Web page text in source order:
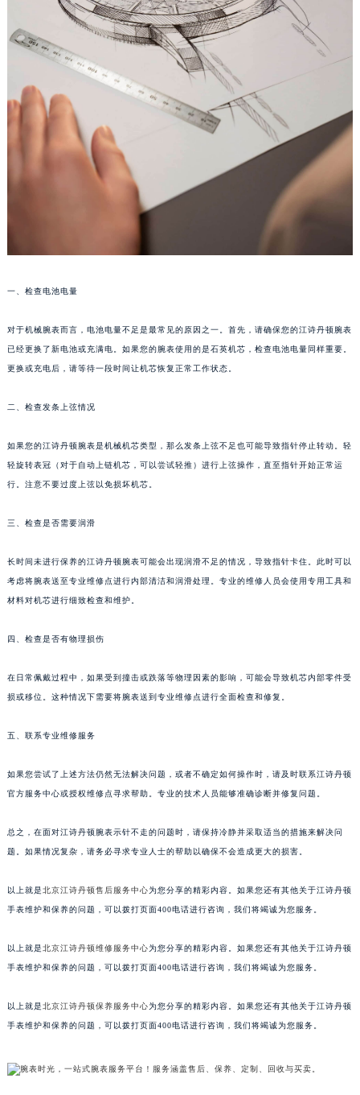
一、检查电池电量
对于机械腕表而言，电池电量不足是最常见的原因之一。首先，请确保您的江诗丹顿腕表
已经更换了新电池或充满电。如果您的腕表使用的是石英机芯，检查电池电量同样重要。
更换或充电后，请等待一段时间让机芯恢复正常工作状态。
二、检查发条上弦情况
如果您的江诗丹顿腕表是机械机芯类型，那么发条上弦不足也可能导致指针停止转动。轻
轻旋转表冠（对于自动上链机芯，可以尝试轻推）进行上弦操作，直至指针开始正常运
行。注意不要过度上弦以免损坏机芯。
三、检查是否需要润滑
长时间未进行保养的江诗丹顿腕表可能会出现润滑不足的情况，导致指针卡住。此时可以
考虑将腕表送至专业维修点进行内部清洁和润滑处理。专业的维修人员会使用专用工具和
材料对机芯进行细致检查和维护。
四、检查是否有物理损伤
在日常佩戴过程中，如果受到撞击或跌落等物理因素的影响，可能会导致机芯内部零件受
损或移位。这种情况下需要将腕表送到专业维修点进行全面检查和修复。
五、联系专业维修服务
如果您尝试了上述方法仍然无法解决问题，或者不确定如何操作时，请及时联系江诗丹顿
官方服务中心或授权维修点寻求帮助。专业的技术人员能够准确诊断并修复问题。
总之，在面对江诗丹顿腕表示针不走的问题时，请保持冷静并采取适当的措施来解决问
题。如果情况复杂，请务必寻求专业人士的帮助以确保不会造成更大的损害。
以上就是北京江诗丹顿售后服务中心为您分享的精彩内容。如果您还有其他关于江诗丹顿
手表维护和保养的问题，可以拨打页面400电话进行咨询，我们将竭诚为您服务。
以上就是北京江诗丹顿维修服务中心为您分享的精彩内容。如果您还有其他关于江诗丹顿
手表维护和保养的问题，可以拨打页面400电话进行咨询，我们将竭诚为您服务。
以上就是北京江诗丹顿保养服务中心为您分享的精彩内容。如果您还有其他关于江诗丹顿
手表维护和保养的问题，可以拨打页面400电话进行咨询，我们将竭诚为您服务。